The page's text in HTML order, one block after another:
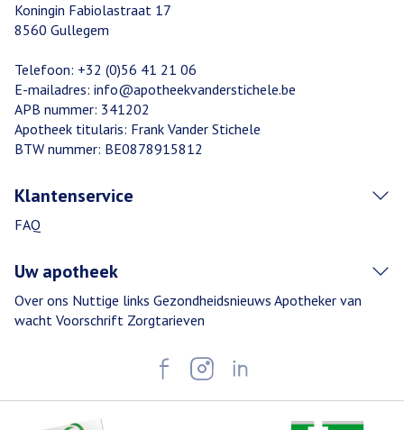
Koningin Fabiolastraat 17
8560 Gullegem
Telefoon: +32 (0)56 41 21 06
E-mailadres: info@apotheekvanderstichele.be
APB nummer: 341202
Apotheek titularis: Frank Vander Stichele
BTW nummer: BE0878915812
Klantenservice
FAQ
Uw apotheek
Over ons Nuttige links Gezondheidsnieuws Apotheker van
wacht Voorschrift Zorgtarieven